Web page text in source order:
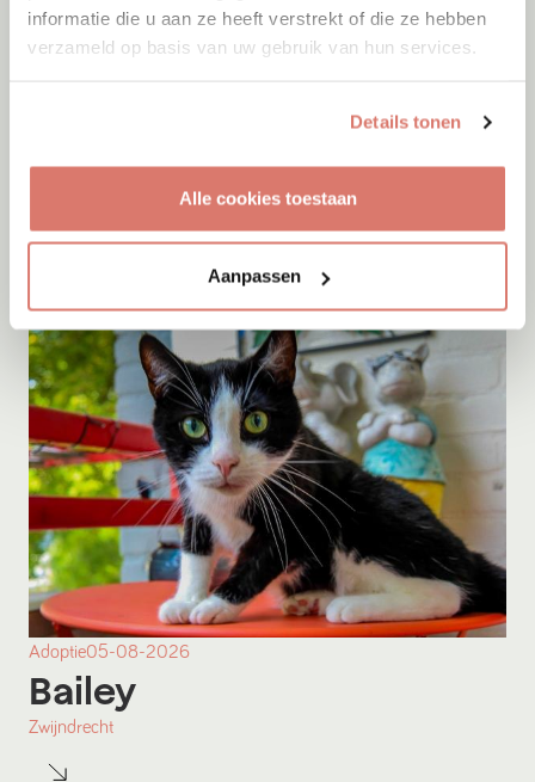
informatie die u aan ze heeft verstrekt of die ze hebben
verzameld op basis van uw gebruik van hun services.
Details tonen
Alle cookies toestaan
Aanpassen
Adoptie05-08-2026
Bailey
Zwijndrecht